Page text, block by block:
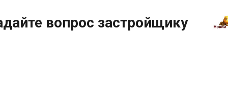
вопрос застройщику